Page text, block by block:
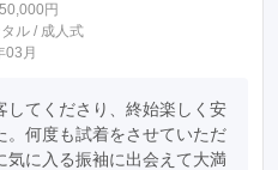
円
ル / 成人式
03月
してくださり、終始楽しく安
。何度も試着をさせていただ
気に入る振袖に出会えて大満